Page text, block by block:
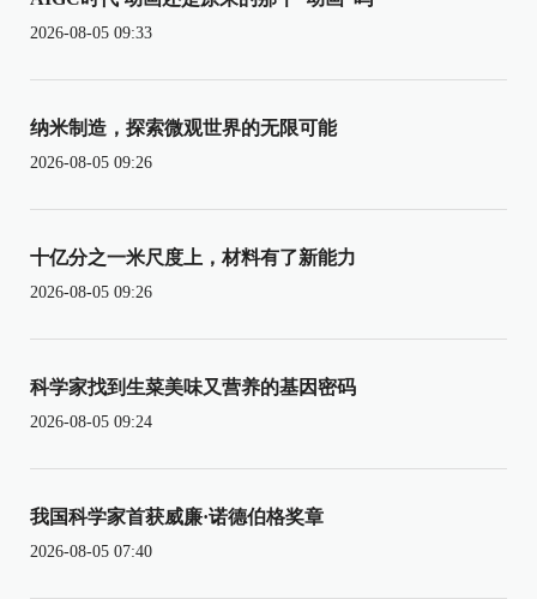
2026-08-05 09:33
纳米制造，探索微观世界的无限可能
2026-08-05 09:26
十亿分之一米尺度上，材料有了新能力
2026-08-05 09:26
科学家找到生菜美味又营养的基因密码
2026-08-05 09:24
我国科学家首获威廉·诺德伯格奖章
2026-08-05 07:40